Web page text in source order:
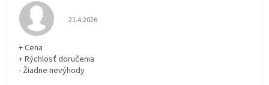
Hodnotenie obchodu je 5 z 5 hviezdičiek.
21.4.2026
+ Cena
+ Rýchlosť doručenia
- Žiadne nevýhody